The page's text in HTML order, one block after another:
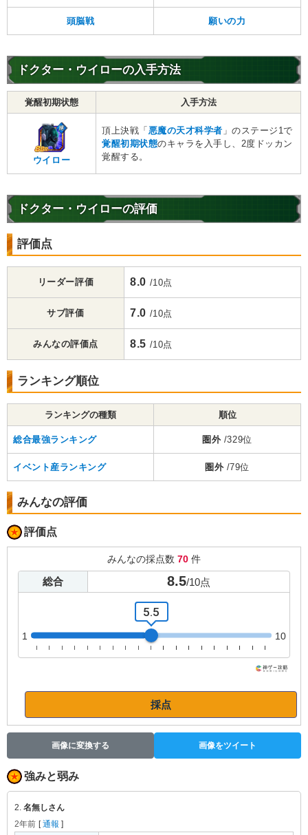
頭脳戦 願いの力
ドクター・ウイローの入手方法
覚醒初期状態 入手方法
ウイロー
頂上決戦「 悪魔の天才科学者 」のステージ1で
覚醒初期状態のキャラを入手し、2度ドッカン
覚醒する。
ドクター・ウイローの評価
評価点
リーダー評価 8.0 /10点
サブ評価 7.0 /10点
みんなの評価点 8.5 /10点
ランキング順位
ランキングの種類 順位
総合最強ランキング 圏外 /329位
イベント産ランキング 圏外 /79位
みんなの評価
評価点
みんなの採点数 70 件
総合 8.5/10点
1
5.5
10
採点
画像に変換する 画像をツイート
強みと弱み
2. 名無しさん
2年前 [通報 ]